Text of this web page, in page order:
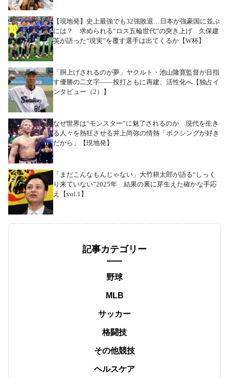
【現地発】史上最強でも32強敗退…日本が強豪国に並ぶ
には？ 求められる“ロス五輪世代”の突き上げ 久保建
英が語った“現実”を覆す選手は出てくるか【W杯】
「胴上げされるのが夢」ヤクルト・池山隆寛監督が目指
す優勝の二文字――投打ともに再建、活性化へ【独占イ
ンタビュー（2）】
なぜ世界は“モンスター”に魅了されるのか 現代を生き
る人々を熱狂させる井上尚弥の情熱「ボクシングが好き
だから」【現地発】
「まだこんなもんじゃない」大竹耕太郎が語る“しっく
り来ていない”2025年 結果の裏に芽生えた確かな手応
え【vol.1】
記事カテゴリー
野球
MLB
サッカー
格闘技
その他競技
ヘルスケア